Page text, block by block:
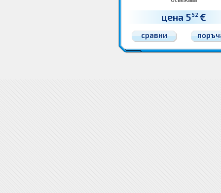
цена 552 €
сравни